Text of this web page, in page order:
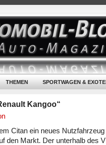
THEMEN SPORTWAGEN &
Kangoo“
Citan ein neues
den Markt. Der unterhalb des